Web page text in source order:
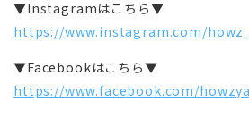
▼Instagramはこちら▼
https://www.instagram.com/
▼Facebookはこちら▼
https://www.facebook.com/